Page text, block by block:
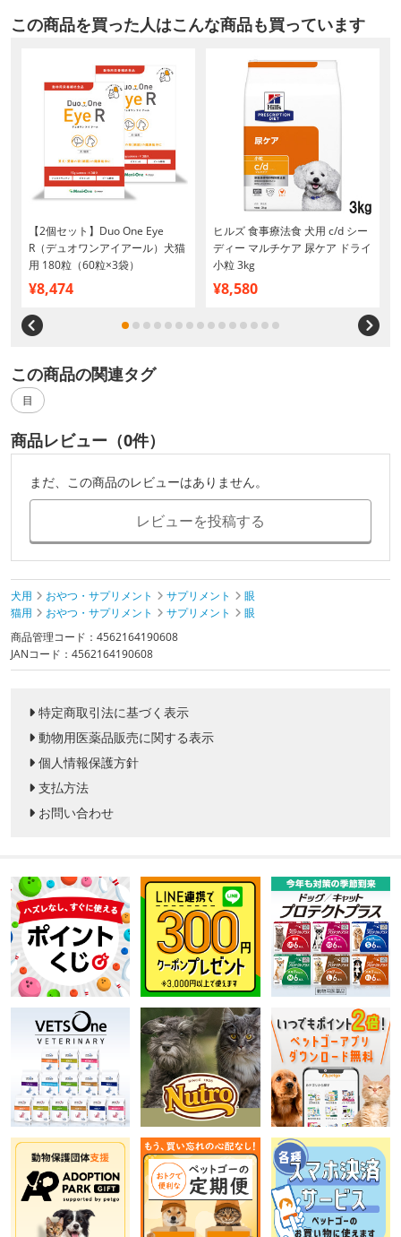
この商品を買った人はこんな商品も買っています
【2個セット】Duo One Eye
R（デュオワンアイアール）犬猫
用 180粒（60粒×3袋）
¥8,474
ヒルズ 食事療法食 犬用 c/d シー
ディー マルチケア 尿ケア ドライ
小粒 3kg
¥8,580
この商品の関連タグ
目
商品レビュー（0件）
まだ、この商品のレビューはありません。
レビューを投稿する
犬用 おやつ・サプリメント サプリメント
眼
猫用
おやつ・サプリメント サプリメント
眼
商品管理コード：4562164190608
JANコード：4562164190608
特定商取引法に基づく表示
動物用医薬品販売に関する表示
個人情報保護方針
支払方法
お問い合わせ